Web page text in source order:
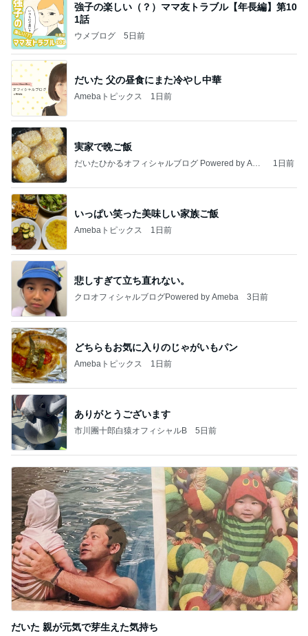
強子の楽しい（？）ママ友トラブル【年長編】第10
1話
ウメブログ 5日前
だいた 父の昼食にまた冷やし中華
Amebaトピックス 1日前
実家で晩ご飯
だいたひかるオフィシャルブログ Powered by Ame
1日前
いっぱい笑った美味しい家族ご飯
Amebaトピックス 1日前
悲しすぎて立ち直れない。
クロオフィシャルブログPowered by Ameba 3日前
どちらもお気に入りのじゃがいもパン
Amebaトピックス 1日前
ありがとうございます
市川團十郎白猿オフィシャルB 5日前
だいた 親が元気で芽生えた気持ち